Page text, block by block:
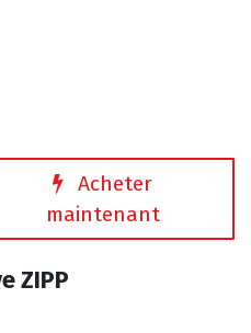
Acheter
maintenant
ZIPP